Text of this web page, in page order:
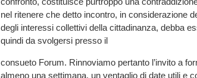
nel ritenere che detto incontro, in considerazione
degli interessi collettivi della cittadinanza, debba
quindi da svolgersi presso il
consueto Forum. Rinnoviamo pertanto l’invito a
almeno una settimana, un ventaglio di date utili e